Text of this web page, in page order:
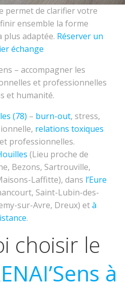
permet de clarifier votre
ensemble la forme
plus adaptée. Réserver un
échange
– accompagner les
et professionnelles
et humanité.
(78) – burn-out, stress,
relations toxiques
professionnelles.
(Lieu proche de
Bezons, Sartrouville,
Laffitte), dans l’Eure
Saint-Lubin-des-
sur-Avre, Dreux) età
.
choisir le
à